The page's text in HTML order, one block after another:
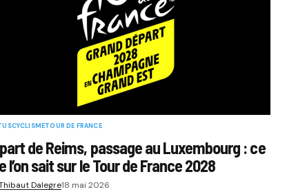
CYCLISMETOUR DE FRANCE
de Reims, passage au Luxembourg : ce
l’on sait sur le Tour de France 2028
Dalegre18 mai 2026